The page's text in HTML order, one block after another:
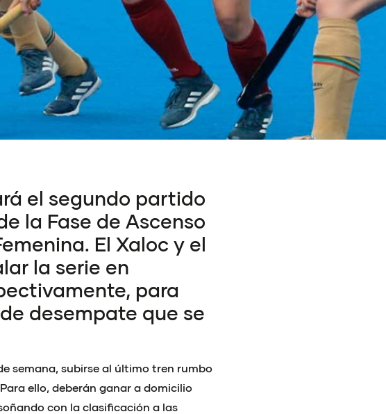
el segundo partido
la Fase de Ascenso
El Xaloc y el
la serie en
para
desempate que se
semana, subirse al último tren rumbo
ello, deberán ganar a domicilio
con la clasificación a las